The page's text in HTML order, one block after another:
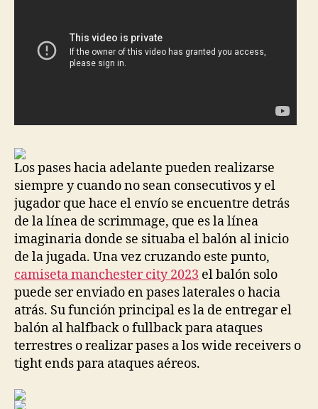
Los pases hacia adelante pueden realizarse
siempre y cuando no sean consecutivos y el
jugador que hace el envío se encuentre detrás
de la línea de scrimmage, que es la línea
imaginaria donde se situaba el balón al inicio
de la jugada. Una vez cruzando este punto,
camiseta manchester city 2023 el balón solo
puede ser enviado en pases laterales o hacia
atrás. Su función principal es la de entregar el
balón al halfback o fullback para ataques
terrestres o realizar pases a los wide receivers o
tight ends para ataques aéreos.